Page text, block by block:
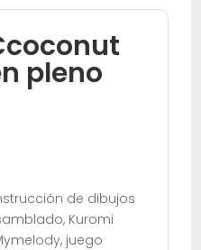
pleno
de dibujos
Kuromi
juego